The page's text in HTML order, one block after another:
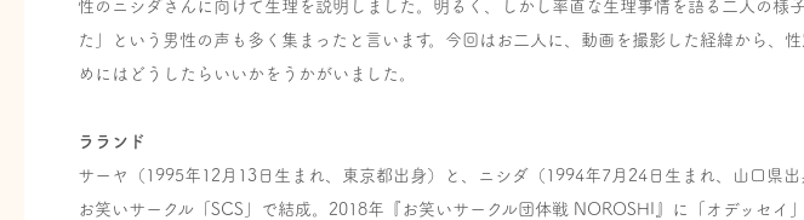
性のニシダさんに向けて生理を説明しました。明るく、しかし率直な生理事情を語る二人の様
た」という男性の声も多く集まったと言います。今回はお二人に、動画を撮影した経緯から、
めにはどうしたらいいかをうかがいました。
ラランド
サーヤ（1995年12月13日生まれ、東京都出身）と、ニシダ（1994年7月24日生まれ、山口県
お笑いサークル「SCS」で結成。2018年『お笑いサークル団体戦 NOROSHI』に「オデッセイ